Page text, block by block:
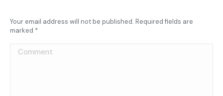
Your email address will not be published. Required fields are
marked *
Comment